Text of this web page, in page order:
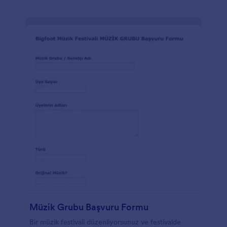
Müzik Grubu Başvuru Formu
Bir müzik festivali düzenliyorsunuz ve festivalde